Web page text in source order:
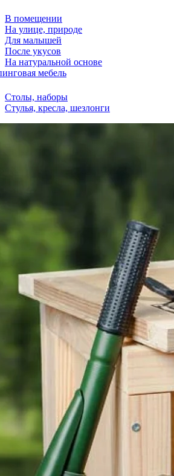
В помещении
На улице, природе
Для малышей
После укусов
На натуральной основе
мебель
Столы, наборы
Стулья, кресла, шезлонги